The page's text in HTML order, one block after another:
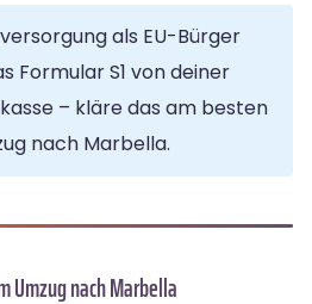
als EU-Bürger
Formular S1 von deiner
– kläre das am besten
nach Marbella.
Umzug nach Marbella